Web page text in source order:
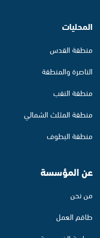
المحليات
منطقة القدس
الناصرة والمنطقة
منطقة النقب
منطقة المثلث الشمالي
منطقة البطوف
عن المؤسسة
من نحن
طاقم العمل